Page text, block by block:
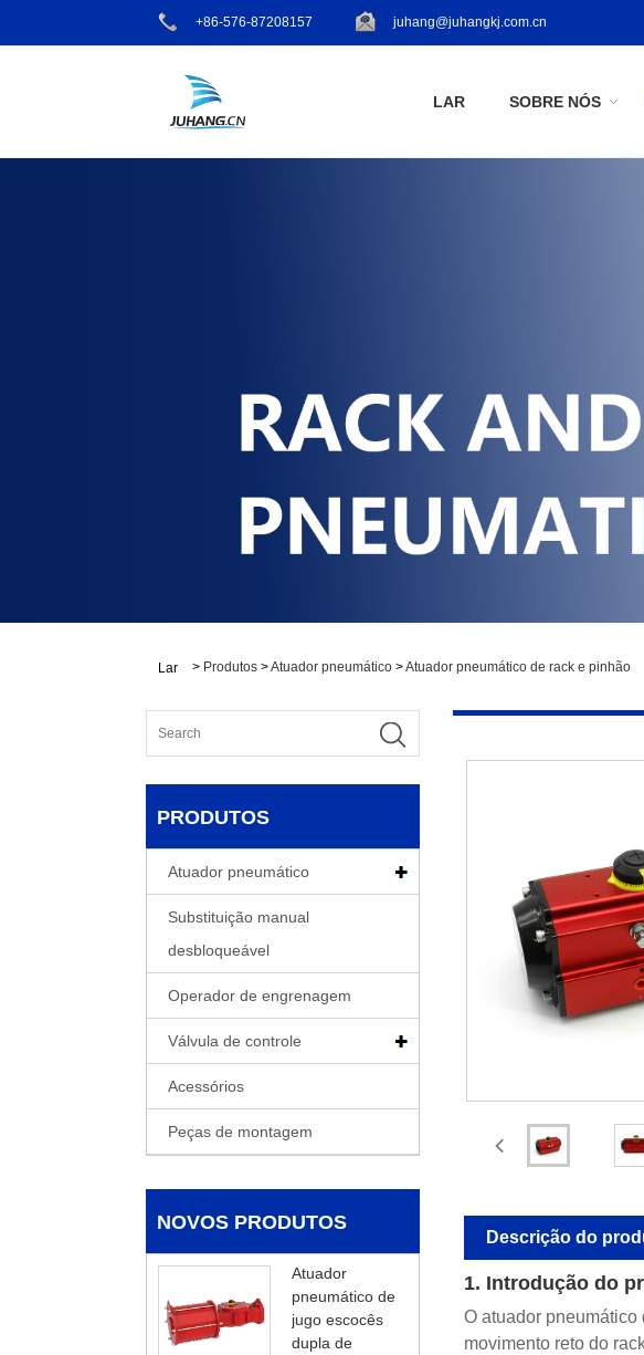
+86-576-87208157 juhang@juhangkj.com.cn
LAR SOBRE NÓS
Lar > Produtos >Atuador pneumático >Atuador pneumático de rack e pinhão
PRODUTOS
Atuador pneumático
Substituição manual
desbloqueável
Operador de engrenagem
Válvula de controle
Acessórios
Peças de montagem
NOVOS PRODUTOS
Atuador
pneumático de
jugo escocês
dupla de
Descrição do
1. Introdução do
O atuador
movimento reto do